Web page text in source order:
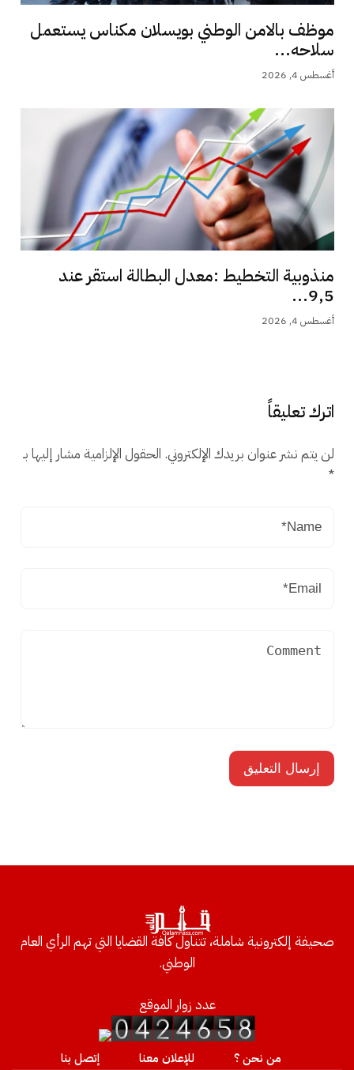
موظف بالامن الوطني بويسلان مكناس يستعمل
سلاحه...
أغسطس 4, 2026
منذوبية التخطيط :معدل البطالة استقر عند
9,5...
أغسطس 4, 2026
اترك تعليقاً
لن يتم نشر عنوان بريدك الإلكتروني. الحقول الإلزامية مشار إليها بـ
*
صحيفة إلكترونية شاملة، تتناول كافة القضايا التي تهم الرأي العام
الوطني.
عدد زوار الموقع
من نحن ؟ للإعلان معنا إتصل بنا